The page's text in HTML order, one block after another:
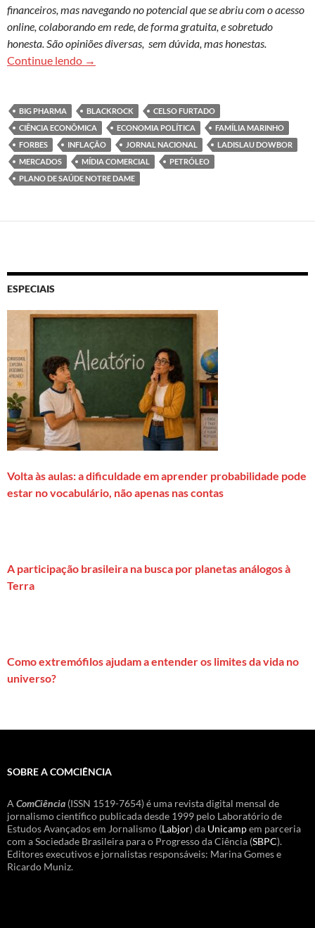
financeiros, mas navegando no potencial que se abriu com o acesso
online, colaborando em rede, de forma gratuita, e sobretudo
honesta. São opiniões diversas, sem dúvida, mas honestas.
Continue lendo Inconsciência econômica: opacidade construída
→
BIG PHARMA BLACKROCK
CELSO FURTADO
CIÊNCIA ECONÔMICA
ECONOMIA POLÍTICA
FAMÍLIA MARINHO
FORBES
INFLAÇÃO JORNAL NACIONAL
LADISLAU DOWBOR
MERCADOS
MÍDIA COMERCIAL
PETRÓLEO
PLANO DE SAÚDE NOTRE DAME
ESPECIAIS
Volta às aulas: a dificuldade em aprender probabilidade pode
estar no vocabulário, não apenas nas contas
A participação brasileira na busca por planetas análogos à
Terra
Como extremófilos ajudam a entender os limites da vida no
universo?
SOBRE A COMCIÊNCIA
A ComCiência (ISSN 1519-7654) é uma revista digital mensal de
jornalismo científico publicada desde 1999 pelo Laboratório de
Estudos Avançados em Jornalismo (Labjor) da Unicampem parceria
com a Sociedade Brasileira para o Progresso da Ciência (SBPC).
Editores executivos e jornalistas responsáveis: Marina Gomes e
Ricardo Muniz.